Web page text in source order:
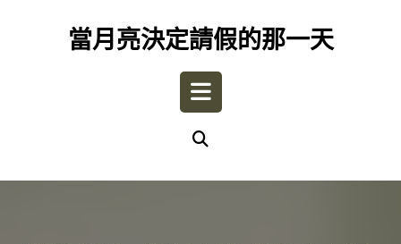
當月亮決定請假的那一天
Open